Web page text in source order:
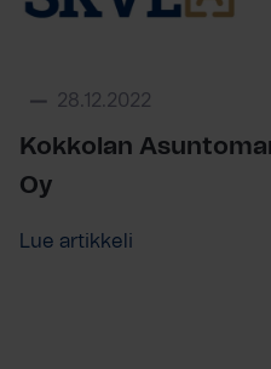
28.12.2022
Kokkolan
Oy
Lue artikkeli